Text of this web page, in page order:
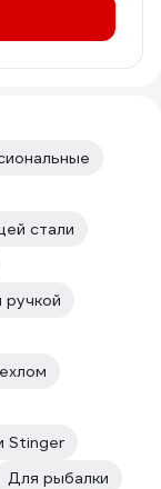
стали
Stinger
Для рыбалки